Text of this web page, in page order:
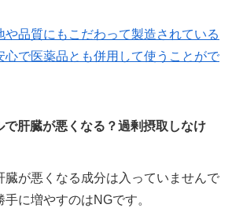
や品質にもこだわって製造されている
心で医薬品とも併用して使うことがで
で肝臓が悪くなる？過剰摂取しなけ
臓が悪くなる成分は入っていませんで
に増やすのはNGです。